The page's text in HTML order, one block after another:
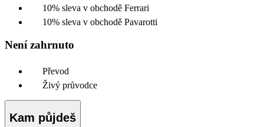
10% sleva v obchodě Ferrari
10% sleva v obchodě Pavarotti
Není zahrnuto
Převod
Živý průvodce
Kam půjdeš